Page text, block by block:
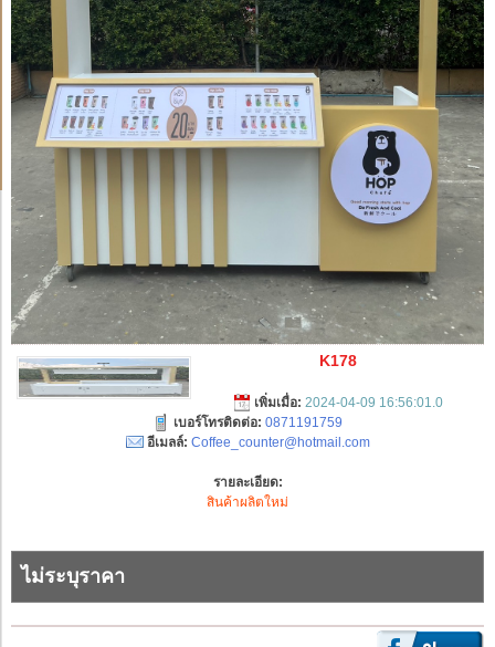
K178
เพิ่มเมื่อ: 2024-04-09 16:56:01.0
เบอร์โทรติดต่อ: 0871191759
อีเมลล์: Coffee_counter@hotmail.com
รายละเอียด:
สินค้าผลิตใหม่
ไม่ระบุราคา